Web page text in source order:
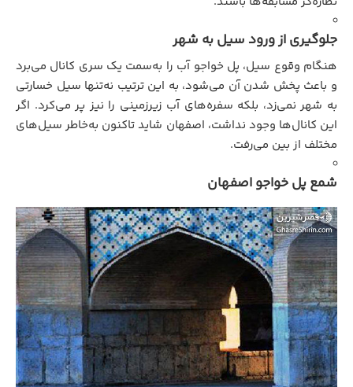
جلوگیری از ورود سیل به شهر
هنگام وقوع سیل، پل خواجو آب را به‌سمت یک سری کانال می‌برد
و باعث پخش شدن آن می‌شود، به این ترتیب نه‌تنها سیل خسارتی
به شهر نمی‌زد، بلکه سفره‌های آب زیرزمینی را نیز پر می‌کرد. اگر
این کانال‌ها وجود نداشت، اصفهان شاید تاکنون به‌خاطر سیل‌های
مختلف از بین می‌رفت.
شمع پل خواجو اصفهان